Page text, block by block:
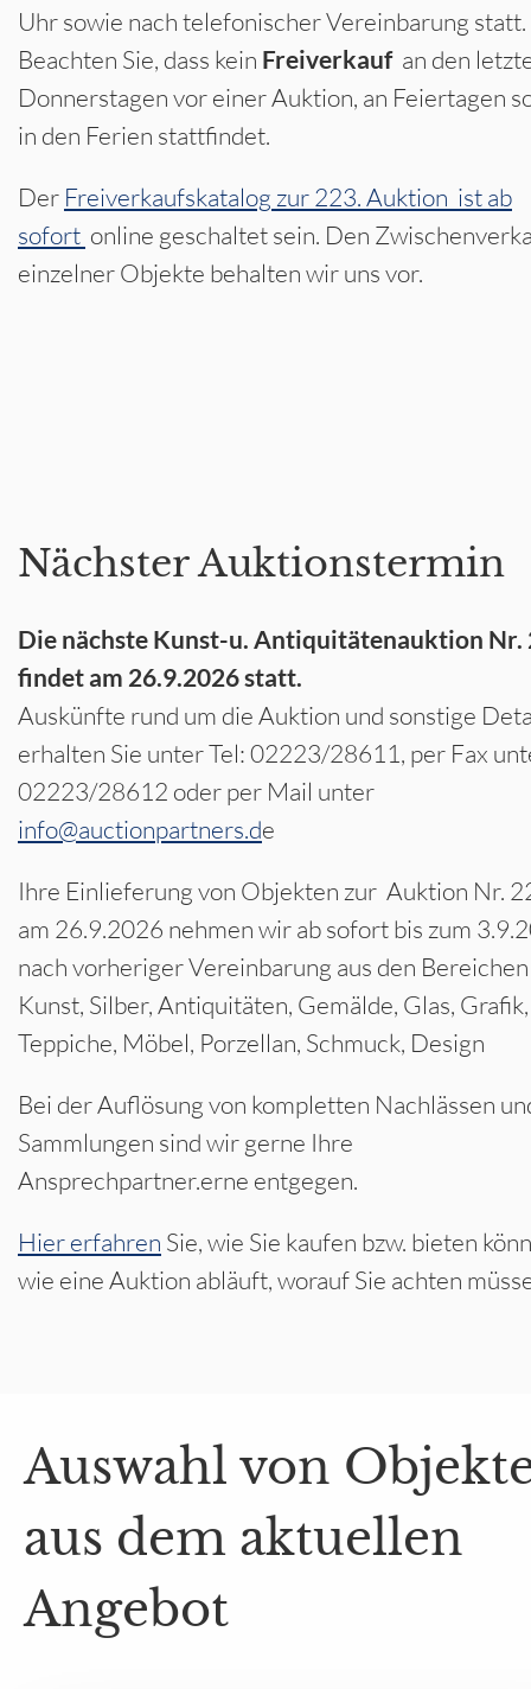
Uhr sowie nach telefonischer Vereinbarung statt.
Beachten Sie, dass kein Freiverkaufan den
Donnerstagen vor einer Auktion, an Feiertagen
in den Ferien stattfindet.
Der Freiverkaufskatalog zur 223. Auktion ist ab
sofort online geschaltet sein. Den
einzelner Objekte behalten wir uns vor.
Nächster Auktionstermin
Die nächste Kunst-u. Antiquitätenauktion Nr.
findet am 26.9.2026 statt.
Auskünfte rund um die Auktion und sonstige
erhalten Sie unter Tel: 02223/28611, per Fax
02223/28612 oder per Mail unter
info@auctionpartners.de
Ihre Einlieferung von Objekten zur Auktion Nr.
am 26.9.2026 nehmen wir ab sofort bis zum
nach vorheriger Vereinbarung aus den Bereichen
Kunst, Silber, Antiquitäten, Gemälde, Glas, Grafik,
Teppiche, Möbel, Porzellan, Schmuck, Design
Bei der Auflösung von kompletten Nachlässen
Sammlungen sind wir gerne Ihre
Ansprechpartner.erne entgegen.
Hier erfahren Sie, wie Sie kaufen bzw. bieten
wie eine Auktion abläuft, worauf Sie achten
Auswahl von
aus dem aktuellen
Angebot